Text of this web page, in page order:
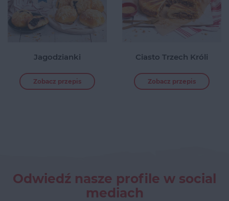
Jagodzianki
Zobacz przepis
Ciasto Trzech Króli
Zobacz przepis
Odwiedź nasze profile w social
mediach